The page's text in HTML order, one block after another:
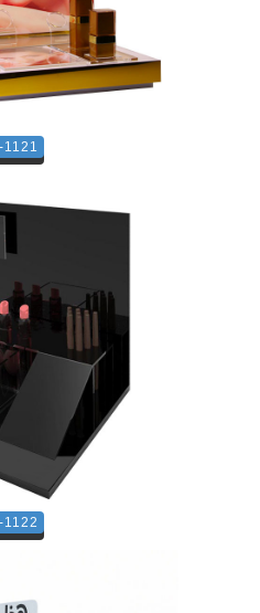
1121
1122